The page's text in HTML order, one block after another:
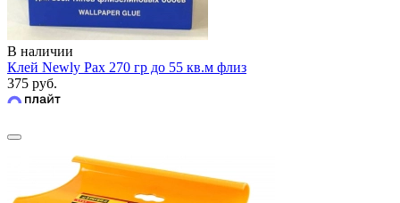
В наличии
Клей Newly Pax 270 гр до 55 кв.м флиз
375 руб.